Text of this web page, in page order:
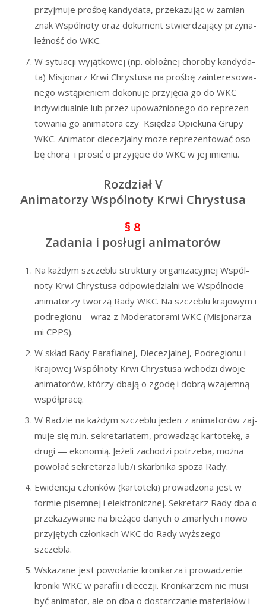
przyj­mu­je proś­bę kan­dy­da­ta, prze­ka­zu­jąc w zamian
znak Wspól­no­ty oraz doku­ment stwier­dza­ją­cy przy­na­
leż­ność do WKC.
W sytu­acji wyjąt­ko­wej (np. obłoż­nej cho­ro­by kan­dy­da­
ta) Misjo­narz Krwi Chry­stu­sa na proś­bę zain­te­re­so­wa­
ne­go wstą­pie­niem doko­nu­je przy­ję­cia go do WKC
indy­wi­du­al­nie lub przez upo­waż­nio­ne­go do repre­zen­
to­wa­nia go ani­ma­to­ra czy Księ­dza Opie­ku­na Gru­py
WKC. Ani­ma­tor die­ce­zjal­ny może repre­zen­to­wać oso­
bę cho­rą i pro­sić o przy­ję­cie do WKC w jej imieniu.
Rozdział V
Animatorzy Wspólnoty Krwi Chrystusa
§ 8
Zadania i posługi animatorów
Na każ­dym szcze­blu struk­tu­ry orga­ni­za­cyj­nej Wspól­
no­ty Krwi Chry­stu­sa odpo­wie­dzial­ni we Wspól­no­cie
ani­ma­to­rzy two­rzą Rady WKC. Na szcze­blu kra­jo­wym i
pod­re­gio­nu – wraz z Mode­ra­to­ra­mi WKC (Misjo­na­rza­
mi CPPS).
W skład Rady Para­fial­nej, Die­ce­zjal­nej, Pod­re­gio­nu i
Kra­jo­wej Wspól­no­ty Krwi Chry­stu­sa wcho­dzi dwo­je
ani­ma­to­rów, któ­rzy dba­ją o zgo­dę i dobrą wza­jem­ną
współpracę.
W Radzie na każ­dym szcze­blu jeden z ani­ma­to­rów zaj­
mu­je się m.in. sekre­ta­ria­tem, pro­wa­dząc kar­to­te­kę, a
dru­gi — eko­no­mią. Jeże­li zacho­dzi potrze­ba, moż­na
powo­łać sekre­ta­rza lub/i skarb­ni­ka spo­za Rady.
Ewi­den­cja człon­ków (kar­to­te­ki) pro­wa­dzo­na jest w
for­mie pisem­nej i elek­tro­nicz­nej. Sekre­tarz Rady dba o
prze­ka­zy­wa­nie na bie­żą­co danych o zmar­łych i nowo
przy­ję­tych człon­kach WKC do Rady wyż­sze­go
szczebla.
Wska­za­ne jest powo­ła­nie kro­ni­ka­rza i pro­wa­dze­nie
kro­ni­ki WKC w para­fii i die­ce­zji. Kro­ni­ka­rzem nie musi
być ani­ma­tor, ale on dba o dostar­cza­nie mate­ria­łów i